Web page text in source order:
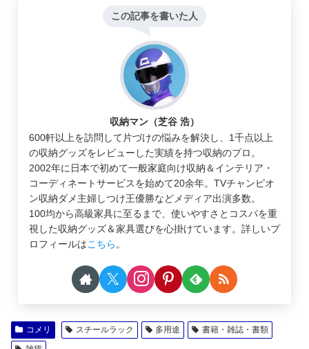
この記事を書いた人
収納マン（芝谷 浩）
600軒以上を訪問して片づけの悩みを解決し、1千点以上
の収納グッズをレビューした実績を持つ収納のプロ。
2002年に日本で初めて一般家庭向け収納＆インテリア・
コーディネートサービスを始めて20余年。TVチャンピオ
ン収納ダメ主婦しつけ王優勝などメディア出演多数。
100均から高級家具に至るまで、使いやすさとコスパを重
視した収納グッズ＆家具選びを心掛けています。詳しいプ
ロフィールはこちら 。
コメリ スチールラック 多用途
書籍・雑誌・書類